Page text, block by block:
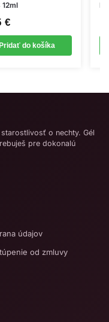
€
do košíka
o nechty. Gél
pre dokonalú
údajov
od zmluvy